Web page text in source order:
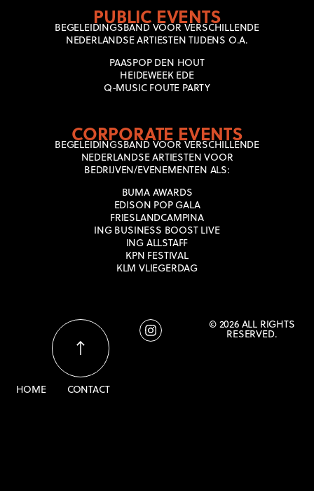
PUBLIC EVENTS
BEGELEIDINGSBAND VOOR VERSCHILLENDE
NEDERLANDSE ARTIESTEN TIJDENS O.A.
PAASPOP DEN HOUT
HEIDEWEEK EDE
Q-MUSIC FOUTE PARTY
CORPORATE EVENTS
BEGELEIDINGSBAND VOOR VERSCHILLENDE
NEDERLANDSE ARTIESTEN VOOR
BEDRIJVEN/EVENEMENTEN ALS:
BUMA AWARDS
EDISON POP GALA
FRIESLANDCAMPINA
ING BUSINESS BOOST LIVE
ING ALLSTAFF
KPN FESTIVAL
KLM VLIEGERDAG
© 2026 ALL RIGHTS
RESERVED.
HOME CONTACT